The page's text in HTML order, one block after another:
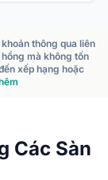
thông qua liên
mà không tốn
xếp hạng hoặc
Các Sàn